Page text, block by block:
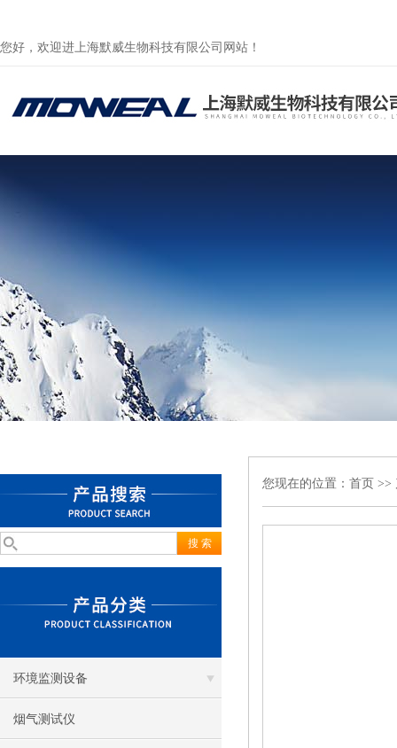
您好，欢迎进上海默威生物科技有限公司网站！
环境监测设备
烟气测试仪
您现在的位置： 首页 >>